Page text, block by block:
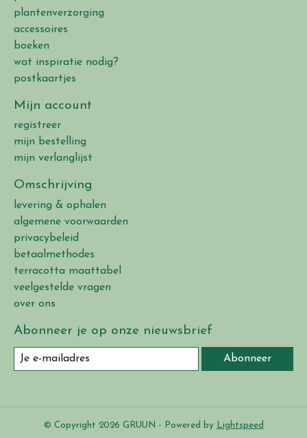
plantenverzorging
accessoires
boeken
wat inspiratie nodig?
postkaartjes
Mijn account
registreer
mijn bestelling
mijn verlanglijst
Omschrijving
levering & ophalen
algemene voorwaarden
privacybeleid
betaalmethodes
terracotta maattabel
veelgestelde vragen
over ons
Abonneer je op onze nieuwsbrief
Abonneer
© Copyright 2026 GRUUN - Powered by Lightspeed